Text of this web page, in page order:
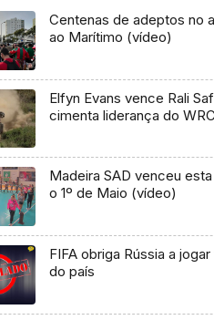
Centenas de adeptos no
ao Marítimo (vídeo)
Elfyn Evans vence Rali
cimenta liderança do WRC
Madeira SAD venceu
o 1º de Maio (vídeo)
FIFA obriga Rússia a
do país